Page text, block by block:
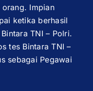
Impian
ketika berhasil
TNI – Polri.
tes Bintara TNI –
sebagai Pegawai